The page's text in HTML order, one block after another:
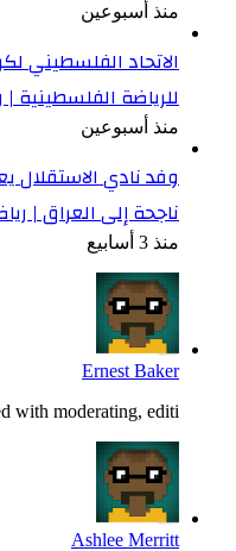
منذ أسبوعين
الاتحاد الفلسطيني
للرياضة الفلسطينية |
منذ أسبوعين
وفد نادي الاستقلال
ناجحة إلى العراق |
منذ 3 أسابيع
Ernest Baker
with moderating, editi...
Ashlee Merritt